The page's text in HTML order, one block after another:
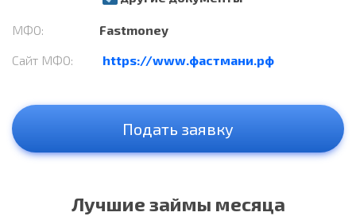
МФО:
Fastmoney
Сайт МФО:
https://www.фастмани.рф
Подать заявку
Лучшие займы месяца